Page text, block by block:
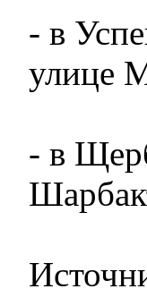
- в
улице
- в